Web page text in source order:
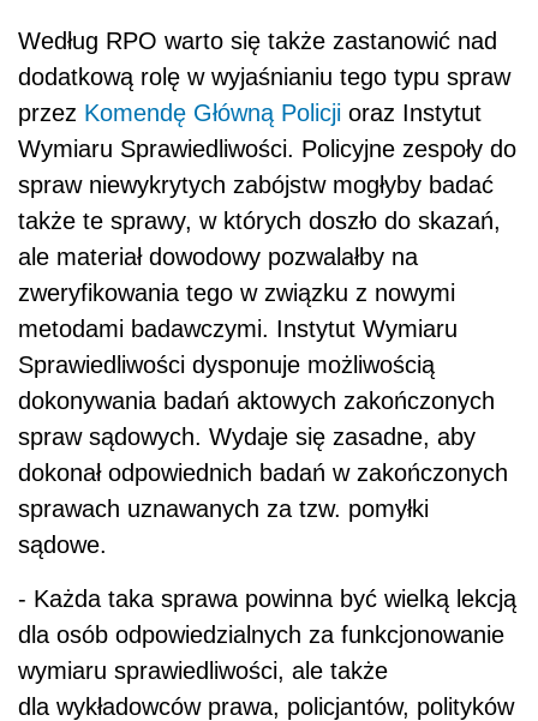
Według RPO warto się także zastanowić nad
dodatkową rolę w wyjaśnianiu tego typu spraw
przez Komendę Główną Policji oraz Instytut
Wymiaru Sprawiedliwości. Policyjne zespoły do
spraw niewykrytych zabójstw mogłyby badać
także te sprawy, w których doszło do skazań,
ale materiał dowodowy pozwalałby na
zweryfikowania tego w związku z nowymi
metodami badawczymi. Instytut Wymiaru
Sprawiedliwości dysponuje możliwością
dokonywania badań aktowych zakończonych
spraw sądowych. Wydaje się zasadne, aby
dokonał odpowiednich badań w zakończonych
sprawach uznawanych za tzw. pomyłki
sądowe.
- Każda taka sprawa powinna być wielką lekcją
dla osób odpowiedzialnych za funkcjonowanie
wymiaru sprawiedliwości, ale także
dla wykładowców prawa, policjantów, polityków